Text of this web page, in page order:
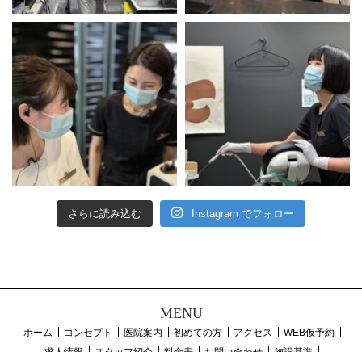
さらに読み込む Instagram でフォロー
MENU
ホーム コンセプト 医院案内 初めての方 アクセス
WEB仮予約